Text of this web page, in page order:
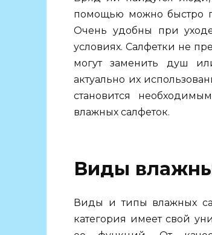
помощью можно быстро
Очень удобны при
условиях. Салфетки не
могут заменить душ
актуально их
становится
влажных салфеток.
Виды
Виды и типы влажных
категория имеет свой